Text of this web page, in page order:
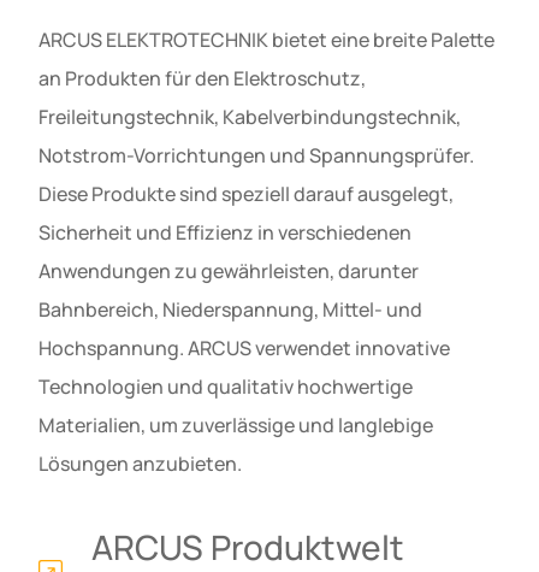
ARCUS ELEKTROTECHNIK bietet eine breite Palette
an Produkten für den Elektroschutz,
Freileitungstechnik, Kabelverbindungstechnik,
Notstrom-Vorrichtungen und Spannungsprüfer.
Diese Produkte sind speziell darauf ausgelegt,
Sicherheit und Effizienz in verschiedenen
Anwendungen zu gewährleisten, darunter
Bahnbereich, Niederspannung, Mittel- und
Hochspannung. ARCUS verwendet innovative
Technologien und qualitativ hochwertige
Materialien, um zuverlässige und langlebige
Lösungen anzubieten.
ARCUS Produktwelt